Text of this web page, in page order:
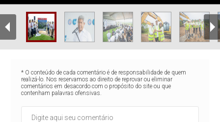
* O conteúdo de cada comentário é de responsabilidade de quem
realizá-lo. Nos reservamos ao direito de reprovar ou eliminar
comentários em desacordo com o propósito do site ou que
contenham palavras ofensivas.